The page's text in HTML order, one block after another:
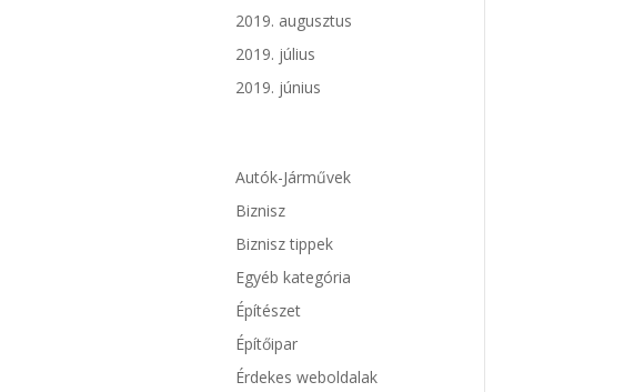
2019. augusztus
2019. július
2019. június
Autók-Járművek
Biznisz
Biznisz tippek
Egyéb kategória
Építészet
Építőipar
Érdekes weboldalak